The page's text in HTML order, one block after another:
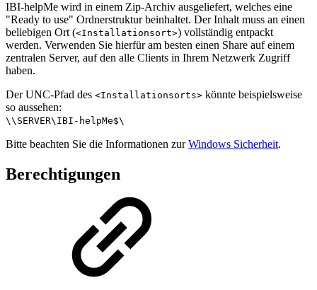
IBI-helpMe wird in einem Zip-Archiv ausgeliefert, welches eine
"Ready to use" Ordnerstruktur beinhaltet. Der Inhalt muss an einen
beliebigen Ort (<Installationsort>) vollständig entpackt
werden. Verwenden Sie hierfür am besten einen Share auf einem
zentralen Server, auf den alle Clients in Ihrem Netzwerk Zugriff
haben.
Der UNC-Pfad des <Installationsorts> könnte beispielsweise
so aussehen:
\\SERVER\IBI-helpMe$\
Bitte beachten Sie die Informationen zurWindows Sicherheit.
Berechtigungen